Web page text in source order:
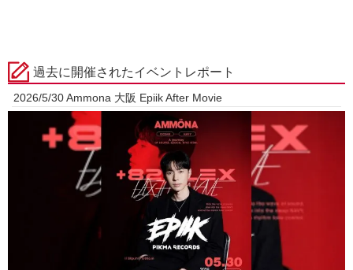
過去に開催されたイベントレポート
2026/5/30 Ammona 大阪 Epiik After Movie